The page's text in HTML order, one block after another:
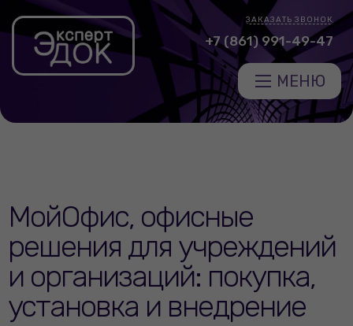
МЕНЮ
+7 (861) 991-49-47
ЗАКАЗАТЬ ЗВОНОК
МойОфис, офисные
решения для учреждений
и организаций: покупка,
установка и внедрение